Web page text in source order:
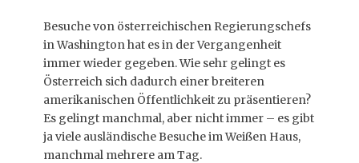
Besuche von österreichischen Regierungschefs
in Washington hat es in der Vergangenheit
immer wieder gegeben. Wie sehr gelingt es
Österreich sich dadurch einer breiteren
amerikanischen Öffentlichkeit zu präsentieren?
Es gelingt manchmal, aber nicht immer – es gibt
ja viele ausländische Besuche im Weißen Haus,
manchmal mehrere am Tag.